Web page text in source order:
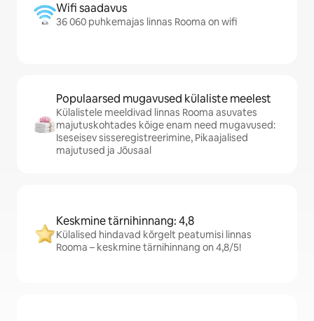
Wifi saadavus
36 060 puhkemajas linnas Rooma on wifi
Populaarsed mugavused külaliste meelest
Külalistele meeldivad linnas Rooma asuvates
majutuskohtades kõige enam need mugavused:
Iseseisev sisseregistreerimine, Pikaajalised
majutused ja Jõusaal
Keskmine tärnihinnang: 4,8
Külalised hindavad kõrgelt peatumisi linnas
Rooma – keskmine tärnihinnang on 4,8/5!